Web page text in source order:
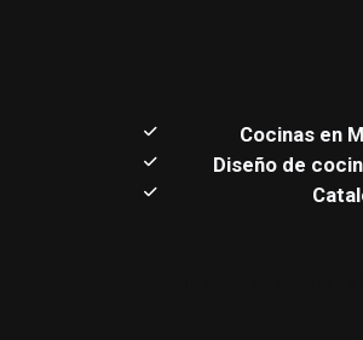
Cocinas en
Diseño de